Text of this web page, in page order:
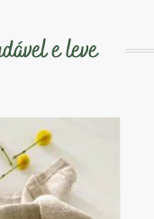
e leve